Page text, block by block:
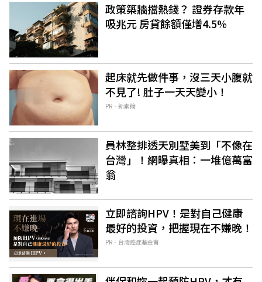
政策築牆擋熱錢？ 證券存款年
吸兆元 房貸餘額僅增4.5%
起床就先做件事，沒三天小腹就
不見了! 肚子一天天變小！
PR．新素簡
員林整排透天別墅美到「不像在
台灣」！網曝真相：一堆億萬富
翁
立即諮詢HPV！是對自己健康
最好的投資，把握現在不嫌晚！
PR．台灣癌症基金會